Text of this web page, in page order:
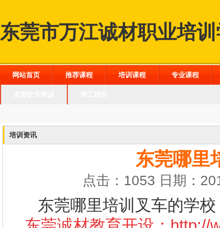
东莞市万江诚材职业培
网站首页 推荐课程 培训课程 专业课程
培训资讯
东莞哪里
点击：1053 日期：
东莞哪里培训叉车的学校